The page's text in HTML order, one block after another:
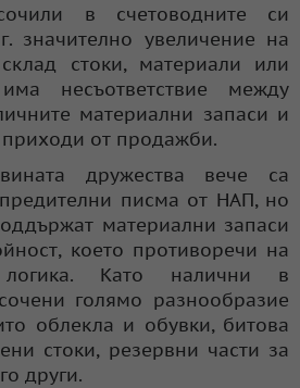
в счетоводните си
значително увеличение на
стоки, материали или
несъответствие между
материални запаси и
приходи от продажби.
дружества вече са
писма от НАП, но
материални запаси
което противоречи на
логика. Като налични в
голямо разнообразие
облекла и обувки, битова
стоки, резервни части за
други.